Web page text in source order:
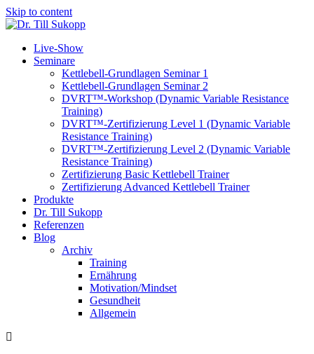
Skip to content
Live-Show
Seminare
Kettlebell-Grundlagen Seminar 1
Kettlebell-Grundlagen Seminar 2
DVRT™-Workshop (Dynamic Variable Resistance
Training)
DVRT™-Zertifizierung Level 1 (Dynamic Variable
Resistance Training)
DVRT™-Zertifizierung Level 2 (Dynamic Variable
Resistance Training)
Zertifizierung Basic Kettlebell Trainer
Zertifizierung Advanced Kettlebell Trainer
Produkte
Dr. Till Sukopp
Referenzen
Blog
Archiv
Training
Ernährung
Motivation/Mindset
Gesundheit
Allgemein